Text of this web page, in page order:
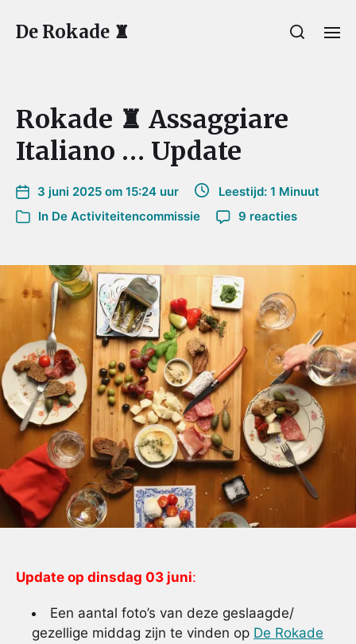
De Rokade ♜
Rokade ♜ Assaggiare
Italiano … Update
3 juni 2025 om 15:24 uur
Leestijd: 1 Minuut
In De Activiteitencommissie 9 reacties
Update op dinsdag 03 juni:
Een aantal foto’s van deze geslaagde/
gezellige middag zijn te vinden op De Rokade